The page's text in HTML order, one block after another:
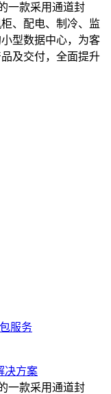
一款采用通道封
、配电、制冷、监
型数据中心，为客
及交付，全面提升
服务
决方案
一款采用通道封